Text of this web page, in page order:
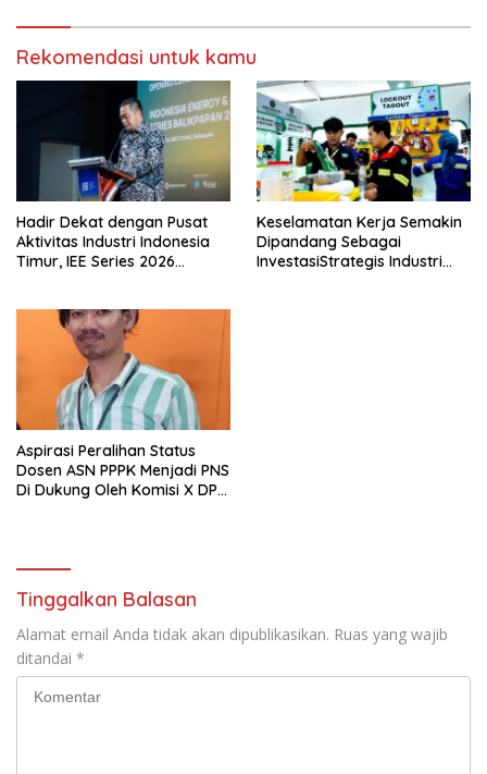
Rekomendasi untuk kamu
Hadir Dekat dengan Pusat
Aktivitas Industri Indonesia
Timur, IEE Series 2026
Keselamatan Kerja Semakin
Dipandang Sebagai
InvestasiStrategis Industri
Aspirasi Peralihan Status
Dosen ASN PPPK Menjadi PNS
Di Dukung Oleh Komisi X DPR
Tinggalkan Balasan
Alamat email Anda tidak akan dipublikasikan. Ruas yang wajib
ditandai *